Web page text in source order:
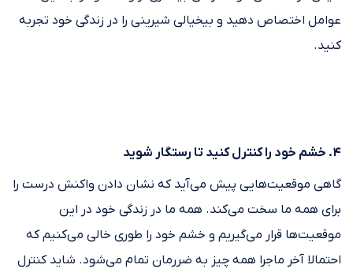
عوامل اختصاص دهید و بیخیالی شیرینی را در زندگی خود تجربه
کنید.
۴. خشم خود را کنترل کنید تا رستگار شوید
گاهی موقعیت‌هایی پیش می‌آید که نشان دادن واکنش درست را
برای همه ما سخت می‌کند. همه ما در زندگی خود در این
موقعیت‌ها قرار می‌گیریم و خشم خود را طوری‌ خالی می‌کنیم که
احتمالا آخر ماجرا همه چیز به ضررمان تمام می‌شود. شاید کنترل